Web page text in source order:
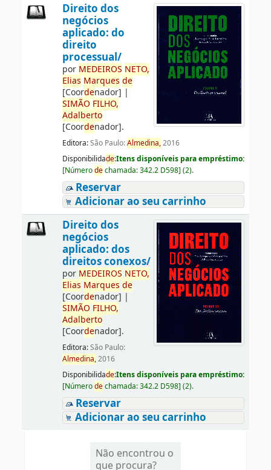
Direito dos
negócios
aplicado: do
direito
processual/
por MEDEIROS NETO,
Elias Marques de
[Coordenador] |
SIMÃO FILHO,
Adalberto
[Coordenador].
Editora:São Paulo:Almedina,2016
Disponibilidade:Itens disponíveis para empréstimo:
[Númerodechamada:342.2 D598] (2).
Reservar
Adicionar ao seu carrinho
Direito dos
negócios
aplicado: dos
direitos conexos/
por MEDEIROS NETO,
Elias Marques de
[Coordenador] |
SIMÃO FILHO,
Adalberto
[Coordenador].
Editora:São Paulo:
Almedina,2016
Disponibilidade:Itens disponíveis para empréstimo:
[Númerodechamada:342.2 D598] (2).
Reservar
Adicionar ao seu carrinho
Não encontrou o
que procura?